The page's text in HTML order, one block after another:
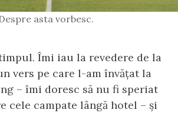
asta vorbesc.
Îmi iau la revedere de la
vers pe care l-am învățat la
– îmi doresc să nu fi speriat
cele campate lângă hotel – și